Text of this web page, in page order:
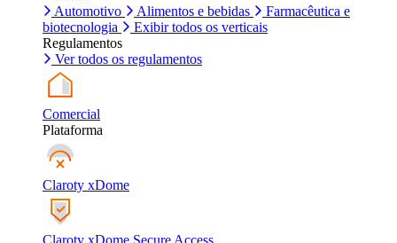
Automotivo
Alimentos e bebidas
Farmacêutica e
biotecnologia
Exibir todos os verticais
Regulamentos
Ver todos os regulamentos
Comercial
Plataforma
Claroty xDome
Claroty xDome Secure Access